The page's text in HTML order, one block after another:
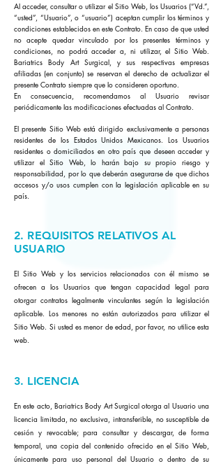
Al acceder, consultar o utilizar el Sitio Web, los Usuarios (“Vd.”,
“usted”, “Usuario”, o “usuario”) aceptan cumplir los términos y
condiciones establecidos en este Contrato. En caso de que usted
no acepte quedar vinculado por los presentes términos y
condiciones, no podrá acceder a, ni utilizar, el Sitio Web.
Bariatrics Body Art Surgical, y sus respectivas empresas
afiliadas (en conjunto) se reservan el derecho de actualizar el
presente Contrato siempre que lo consideren oportuno.
En consecuencia, recomendamos al Usuario revisar
periódicamente las modificaciones efectuadas al Contrato.
El presente Sitio Web está dirigido exclusivamente a personas
residentes de los Estados Unidos Mexicanos. Los Usuarios
residentes o domiciliados en otro país que deseen acceder y
utilizar el Sitio Web, lo harán bajo su propio riesgo y
responsabilidad, por lo que deberán asegurarse de que dichos
accesos y/o usos cumplen con la legislación aplicable en su
país.
2. REQUISITOS RELATIVOS AL
USUARIO
El Sitio Web y los servicios relacionados con él mismo se
ofrecen a los Usuarios que tengan capacidad legal para
otorgar contratos legalmente vinculantes según la legislación
aplicable. Los menores no están autorizados para utilizar el
Sitio Web. Si usted es menor de edad, por favor, no utilice esta
web.
3. LICENCIA
En este acto, Bariatrics Body Art Surgical otorga al Usuario una
licencia limitada, no exclusiva, intransferible, no susceptible de
cesión y revocable; para consultar y descargar, de forma
temporal, una copia del contenido ofrecido en el Sitio Web,
únicamente para uso personal del Usuario o dentro de su